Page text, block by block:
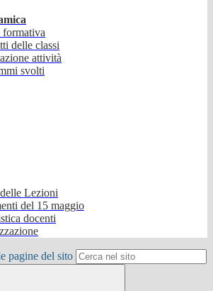
delle classi
attività
svolti
Lezioni
del 15 maggio
docenti
pagine del sito